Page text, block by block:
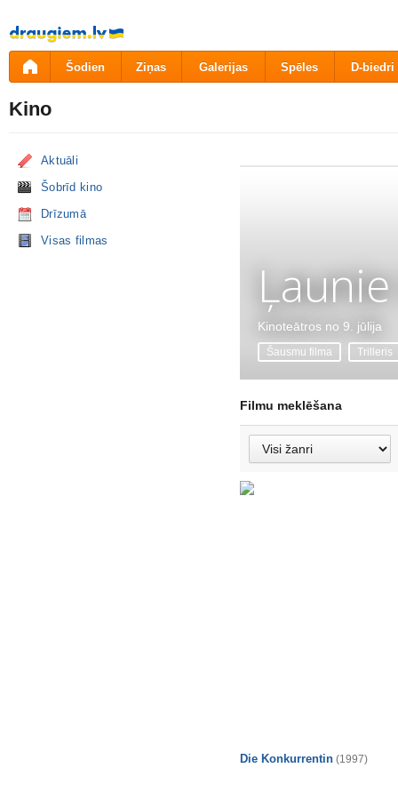
Pāriet
uz
saturu
Šodien Ziņas Galerijas Spēles D-biedri
Kino
Aktuāli
Šobrīd kino
Drīzumā
Visas filmas
Kinoteātros no 9. jūlija
Šausmu filma Trilleris
Filmu meklēšana
Die Konkurrentin (1997)